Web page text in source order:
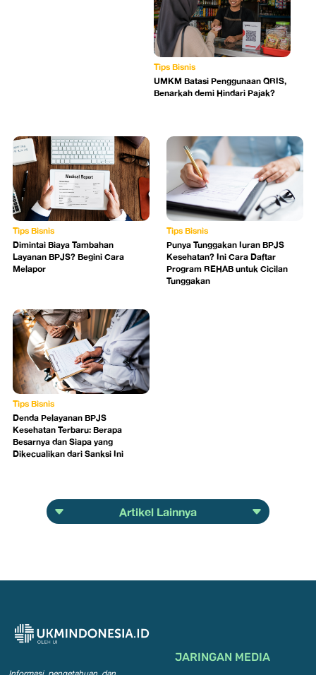
Tips Bisnis
UMKM Batasi Penggunaan QRIS,
Benarkah demi Hindari Pajak?
Tips Bisnis
Dimintai Biaya Tambahan
Layanan BPJS? Begini Cara
Melapor
Tips Bisnis
Punya Tunggakan Iuran BPJS
Kesehatan? Ini Cara Daftar
Program REHAB untuk Cicilan
Tunggakan
Tips Bisnis
Denda Pelayanan BPJS
Kesehatan Terbaru: Berapa
Besarnya dan Siapa yang
Dikecualikan dari Sanksi Ini
Artikel Lainnya
JARINGAN MEDIA